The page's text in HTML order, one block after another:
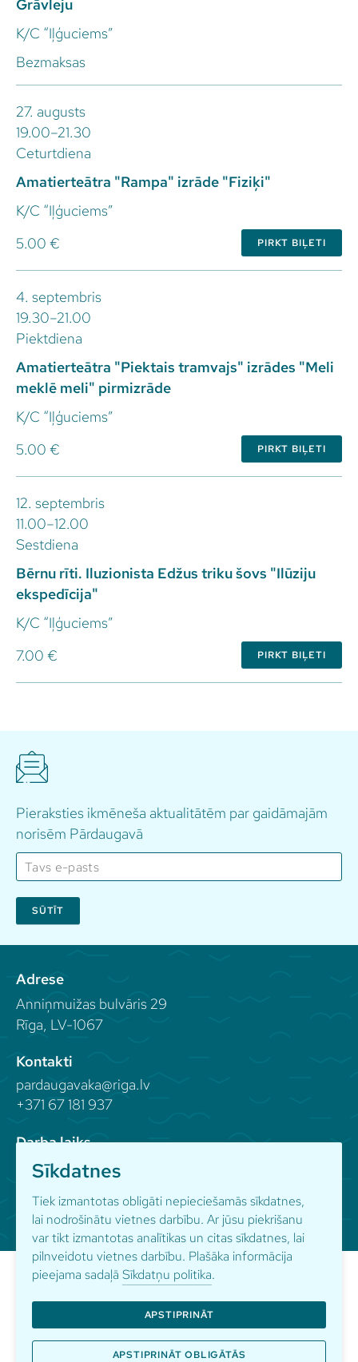
Sīkdatnes
Tiek izmantotas obligāti nepieciešamās sīkdatnes,
lai nodrošinātu vietnes darbību. Ar jūsu piekrišanu
var tikt izmantotas analītikas un citas sīkdatnes, lai
pilnveidotu vietnes darbību. Plašāka informācija
pieejama sadaļā Sīkdatņu politika.
APSTIPRINĀT
APSTIPRINĀT OBLIGĀTĀS
Grāvleju
K/C “Iļģuciems”
Bezmaksas
27. augusts
19.00–21.30
Ceturtdiena
Amatierteātra "Rampa" izrāde "Fiziķi"
K/C “Iļģuciems”
5.00 €
PIRKT BIĻETI
4. septembris
19.30–21.00
Piektdiena
Amatierteātra "Piektais tramvajs" izrādes "Meli
meklē meli" pirmizrāde
K/C “Iļģuciems”
5.00 €
PIRKT BIĻETI
12. septembris
11.00–12.00
Sestdiena
Bērnu rīti. Iluzionista Edžus triku šovs "Ilūziju
ekspedīcija"
K/C “Iļģuciems”
7.00 €
PIRKT BIĻETI
Pieraksties ikmēneša aktualitātēm par gaidāmajām
norisēm Pārdaugavā
SŪTĪT
Adrese
Anniņmuižas bulvāris 29
Rīga, LV-1067
Kontakti
pardaugavaka@riga.lv
+371 67 181 937
Darba laiks
Seko mums
© Pārdaugavas kultūras apvienība
Privātuma politika